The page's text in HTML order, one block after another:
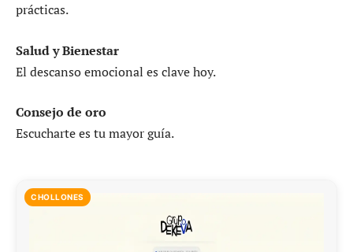
prácticas.
Salud y Bienestar
El descanso emocional es clave hoy.
Consejo de oro
Escucharte es tu mayor guía.
CHOLLONES